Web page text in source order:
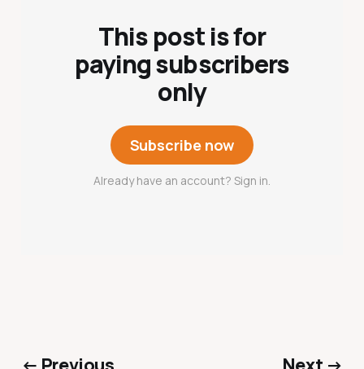
This post is for
paying subscribers
only
Subscribe now
Already have an account? Sign in.